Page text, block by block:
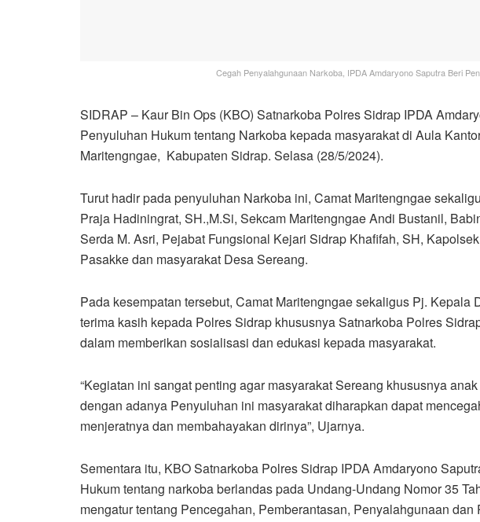
Cegah Penyalahgunaan Narkoba, IPDA Amdaryono Saputra Beri
SIDRAP – Kaur Bin Ops (KBO) Satnarkoba Polres Sidrap IPDA
Penyuluhan Hukum tentang Narkoba kepada masyarakat di Aula
Maritengngae, Kabupaten Sidrap. Selasa (28/5/2024).
Turut hadir pada penyuluhan Narkoba ini, Camat Maritengngae
Praja Hadiningrat, SH.,M.Si, Sekcam Maritengngae Andi Bustanil,
Serda M. Asri, Pejabat Fungsional Kejari Sidrap Khafifah, SH,
Pasakke dan masyarakat Desa Sereang.
Pada kesempatan tersebut, Camat Maritengngae sekaligus Pj. Kepala
terima kasih kepada Polres Sidrap khususnya Satnarkoba Polres
dalam memberikan sosialisasi dan edukasi kepada masyarakat.
“Kegiatan ini sangat penting agar masyarakat Sereang khususnya
dengan adanya Penyuluhan ini masyarakat diharapkan dapat
menjeratnya dan membahayakan dirinya”, Ujarnya.
Sementara itu, KBO Satnarkoba Polres Sidrap IPDA Amdaryono
Hukum tentang narkoba berlandas pada Undang-Undang Nomor 35
mengatur tentang Pencegahan, Pemberantasan, Penyalahgunaan